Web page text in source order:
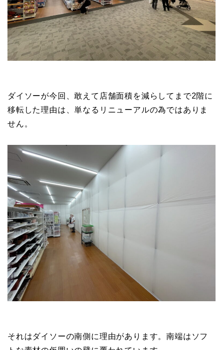
ダイソーが今回、敢えて店舗面積を減らしてまで2階に
移転した理由は、単なるリニューアルの為ではありま
せん。
それはダイソーの南側に理由があります。南端はソフ